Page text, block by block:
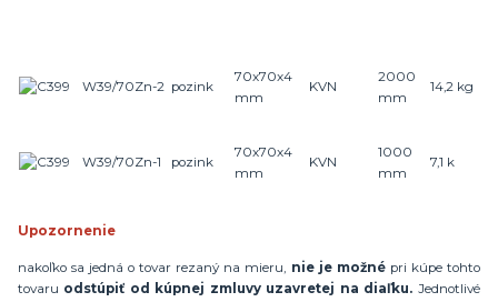
W39/70Zn-2 pozink
70x70x4
mm
KVN
2000
mm
14,2 kg
W39/70Zn-1 pozink
70x70x4
mm
KVN
1000
mm
7,1 k
Upozornenie
nakoľko sa jedná o tovar rezaný na mieru, nie je možnépri kúpe tohto
tovaru odstúpiť od kúpnej zmluvy uzavretej na diaľku. Jednotlivé